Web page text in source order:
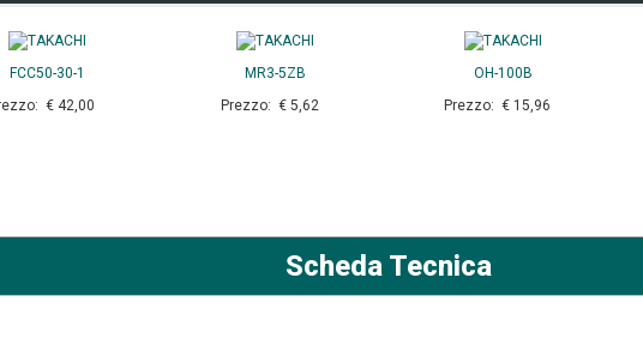
FCC50-30-1
€ 42,00
MR3-5ZB
Prezzo: € 5,62
OH-100B
Prezzo: € 15,96
Scheda Tecnica